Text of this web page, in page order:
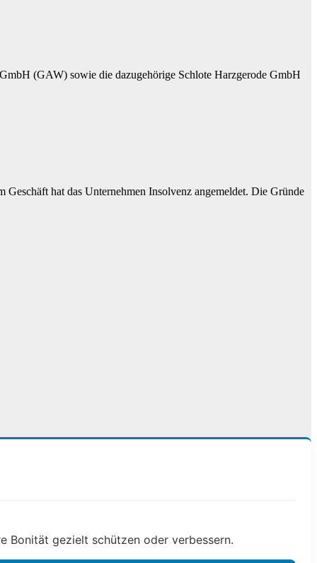
(GAW) sowie die dazugehörige Schlote Harzgerode GmbH
hat das Unternehmen Insolvenz angemeldet. Die Gründe
Bonität gezielt schützen oder verbessern.